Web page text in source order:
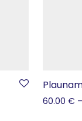
60.00 € –